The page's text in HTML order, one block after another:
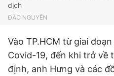
dịch
ĐÀO NGUYÊN
Vào TP.HCM từ giai
Covid-19, đến khi trở về
định, anh Hưng và các